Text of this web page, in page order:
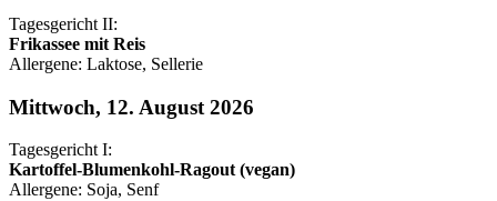
Tagesgericht II:
Frikassee mit Reis
Allergene: Laktose, Sellerie
Mittwoch, 12. August 2026
Tagesgericht I:
Kartoffel-Blumenkohl-Ragout (vegan)
Allergene: Soja, Senf